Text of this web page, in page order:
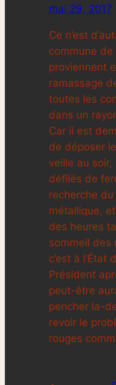
mai 29, 2017
Ce n’est
commune
proviennent
ramassage
toutes les
dans un
Car il est
de déposer
veille au
défilés de
recherche
métallique,
des heures
sommeil des
c’est à l’État
Président
peut-être
pencher la-
revoir le
rouges